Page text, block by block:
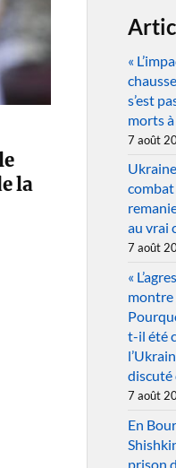
la
«
s’est
morts
7 août
combat
au vrai
7 août
«
montre
t-il été
discuté
7 août
En
prison